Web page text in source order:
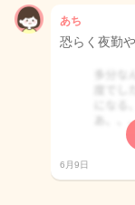
あち
恐らく夜勤
6月9日